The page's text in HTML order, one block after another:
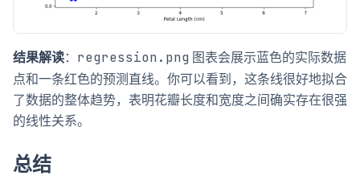
结果解读： regression.png 图表会展示蓝色的实际数据
点和一条红色的预测直线。你可以看到，这条线很好地拟合
了数据的整体趋势，表明花瓣长度和宽度之间确实存在很强
的线性关系。
总结